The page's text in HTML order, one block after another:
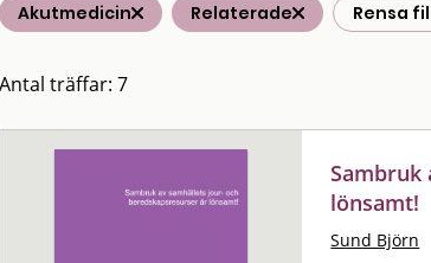
Akutmedicin Relaterade Rensa
Antal träffar: 7
Sambruk
lönsamt!
Sund Björn